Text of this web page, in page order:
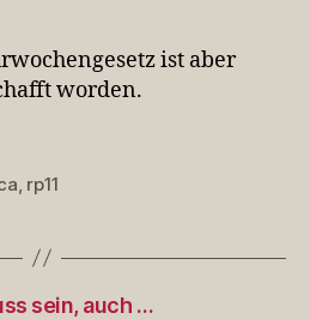
Kehrwochenges…
ist aber
worden.
rp11
sein, auch …